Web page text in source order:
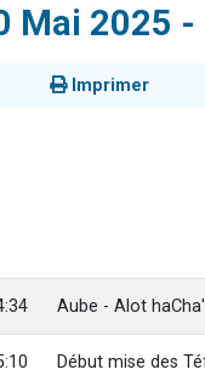
Mai 2025 -
Imprimer
Aube - Alot
Début mise des